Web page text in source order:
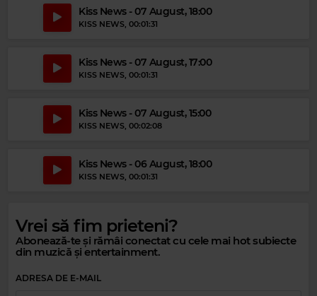
Magic Party Mix
MAGIC PARTY MIX–MAGIC PARTY MIX
Kiss News - 07 August, 18:00
KISS NEWS, 00:01:31
Kiss News - 07 August, 17:00
KISS NEWS, 00:01:31
Kiss News - 07 August, 15:00
KISS NEWS, 00:02:08
Kiss News - 06 August, 18:00
KISS NEWS, 00:01:31
Vrei să fim prieteni?
Abonează-te și rămâi conectat cu cele mai hot subiecte
din muzică și entertainment.
ADRESA DE E-MAIL